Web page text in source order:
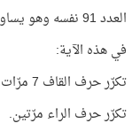
العدد 91 نفسه وهو يساوي 114 – 23
في هذه الآية:
تكرّر حرف القاف 7 مرّات.
تكرّر حرف الراء مرّتين.